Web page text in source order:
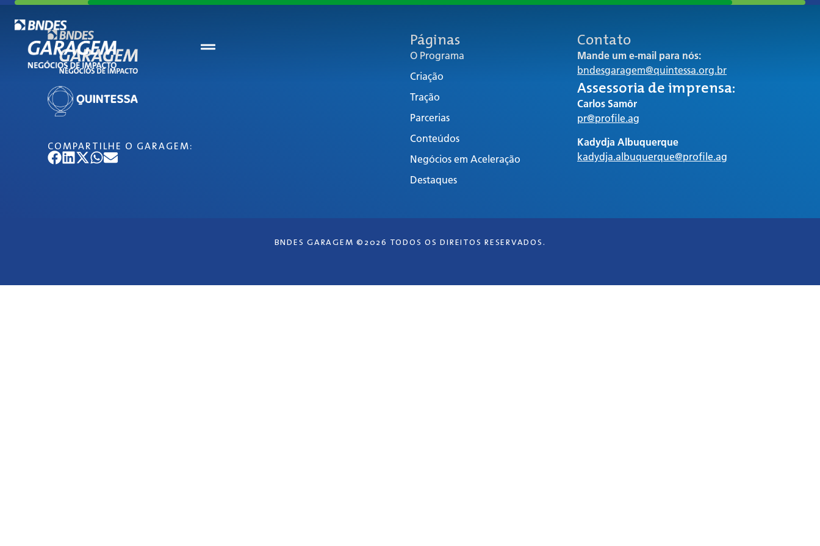
COMPARTILHE O GARAGEM:
Páginas
O Programa
Criação
Tração
Parcerias
Conteúdos
Negócios em Aceleração
Destaques
Contato
Mande um e-mail para nós:
bndesgaragem@quintessa.org.br
Assessoria de imprensa:
Carlos Samôr
pr@profile.ag
Kadydja Albuquerque
kadydja.albuquerque@profile.ag
BNDES GARAGEM ©2026 TODOS OS DIREITOS RESERVADOS.